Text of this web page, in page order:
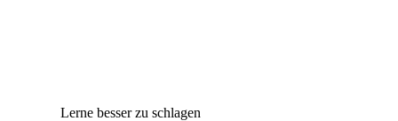
Lerne besser zu schlagen